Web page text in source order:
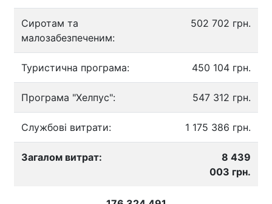
Сиротам та
малозабезпеченим:
502 702 грн.
Туристична програма: 450 104 грн.
Програма "Хелпус": 547 312 грн.
Службові витрати: 1 175 386 грн.
Загалом витрат:
8 439
003 грн.